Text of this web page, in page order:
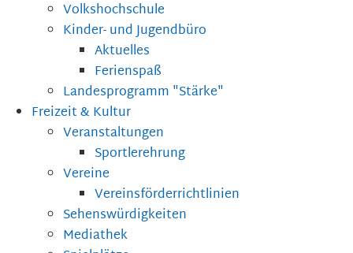
Volkshochschule
Kinder- und Jugendbüro
Aktuelles
Ferienspaß
Landesprogramm "Stärke"
Freizeit & Kultur
Veranstaltungen
Sportlerehrung
Vereine
Vereinsförderrichtlinien
Sehenswürdigkeiten
Mediathek